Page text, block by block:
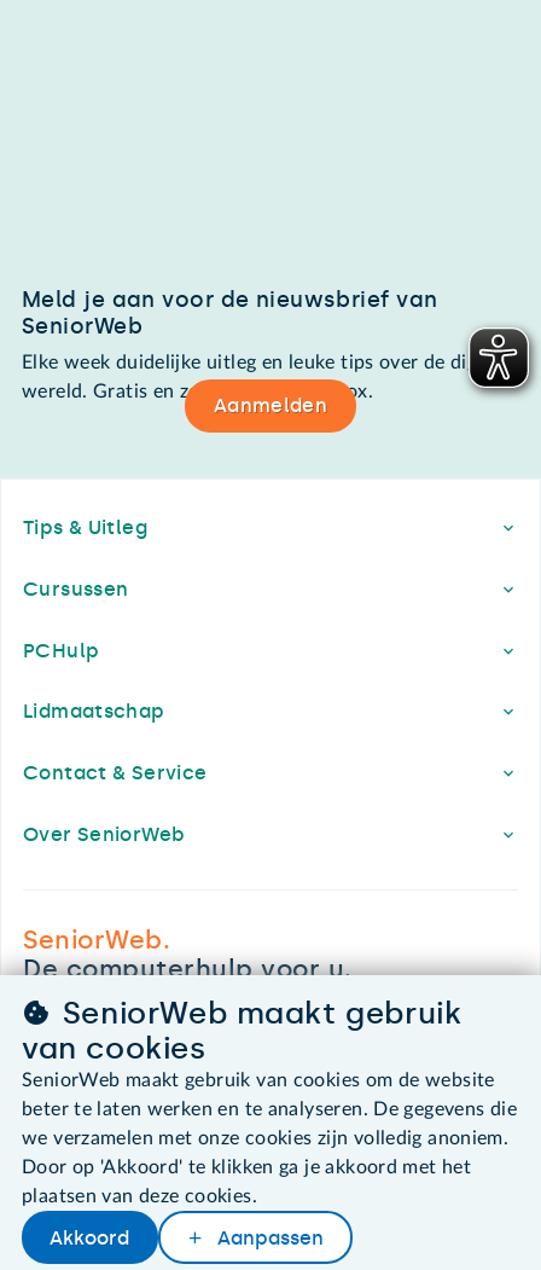
Later lezenDelenWoordenboek
Meld je aan voor de nieuwsbrief van
SeniorWeb
Elke week duidelijke uitleg en leuke tips over de digitale
wereld. Gratis en zomaar in de mailbox.
Aanmelden
Tips & Uitleg
Cursussen
PCHulp
Lidmaatschap
Contact & Service
Over SeniorWeb
SeniorWeb.
De computerhulp voor u.
030 - 276 99 65
leden@seniorweb.nl
©2026 SeniorWeb
Algemene voorwaarden
Cookies en cookie-instellingen
SeniorWeb maakt gebruik
van cookies
SeniorWeb maakt gebruik van cookies om de website
beter te laten werken en te analyseren. De gegevens die
we verzamelen met onze cookies zijn volledig anoniem.
Door op 'Akkoord' te klikken ga je akkoord met het
plaatsen van deze cookies.
Akkoord Aanpassen